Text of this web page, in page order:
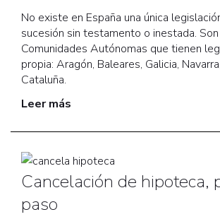
No existe en España una única
sucesión sin testamento o inestada.
Comunidades Autónomas que tienen
propia: Aragón, Baleares, Galicia,
Cataluña.
Leer más
Cancelación de hipoteca,
paso